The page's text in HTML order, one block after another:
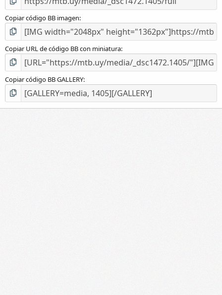
(
)
Copiar código BB imagen
Copiar URL de código BB con miniatura
Copiar código BB GALLERY